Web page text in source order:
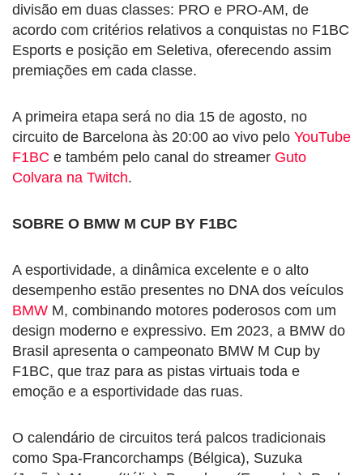
divisão em duas classes: PRO e PRO-AM, de
acordo com critérios relativos a conquistas no F1BC
Esports e posição em Seletiva, oferecendo assim
premiações em cada classe.
A primeira etapa será no dia 15 de agosto, no
circuito de Barcelona às 20:00 ao vivo pelo YouTube
F1BC e também pelo canal do streamer Guto
Colvara na Twitch.
SOBRE O BMW M CUP BY F1BC
A esportividade, a dinâmica excelente e o alto
desempenho estão presentes no DNA dos veículos
BMW M, combinando motores poderosos com um
design moderno e expressivo. Em 2023, a BMW do
Brasil apresenta o campeonato BMW M Cup by
F1BC, que traz para as pistas virtuais toda e
emoção e a esportividade das ruas.
O calendário de circuitos terá palcos tradicionais
como Spa-Francorchamps (Bélgica), Suzuka